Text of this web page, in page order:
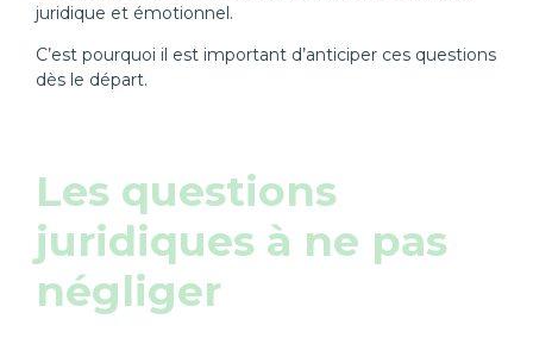
juridique et émotionnel.
C’est pourquoi il est important d’anticiper ces questions
dès le départ.
Les questions
juridiques à ne pas
négliger